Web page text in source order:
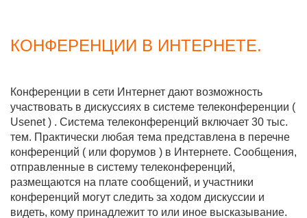
КОНФЕРЕНЦИИ В ИНТЕРНЕТЕ.
Конференции в сети Интернет дают возможность
участвовать в дискуссиях в системе телеконференции (
Usenet ) . Система телеконференций включает 30 тыс.
тем. Практически любая тема представлена в перечне
конференций ( или форумов ) в Интернете. Сообщения,
отправленные в систему телеконференций,
размещаются на плате сообщений, и участники
конференций могут следить за ходом дискуссии и
видеть, кому принадлежит то или иное высказывание.